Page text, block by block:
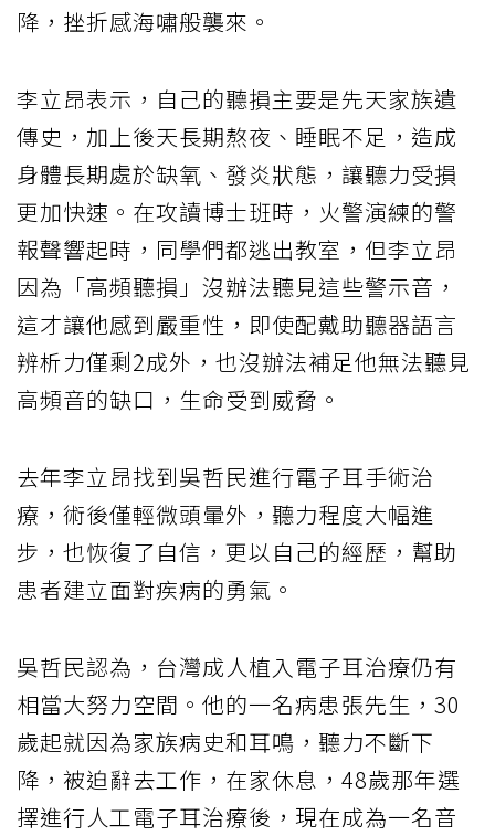
降，挫折感海嘯般襲來。
李立昂表示，自己的聽損主要是先天家族遺
傳史，加上後天長期熬夜、睡眠不足，造成
身體長期處於缺氧、發炎狀態，讓聽力受損
更加快速。在攻讀博士班時，火警演練的警
報聲響起時，同學們都逃出教室，但李立昂
因為「高頻聽損」沒辦法聽見這些警示音，
這才讓他感到嚴重性，即使配戴助聽器語言
辨析力僅剩2成外，也沒辦法補足他無法聽見
高頻音的缺口，生命受到威脅。
去年李立昂找到吳哲民進行電子耳手術治
療，術後僅輕微頭暈外，聽力程度大幅進
步，也恢復了自信，更以自己的經歷，幫助
患者建立面對疾病的勇氣。
吳哲民認為，台灣成人植入電子耳治療仍有
相當大努力空間。他的一名病患張先生，30
歲起就因為家族病史和耳鳴，聽力不斷下
降，被迫辭去工作，在家休息，48歲那年選
擇進行人工電子耳治療後，現在成為一名音